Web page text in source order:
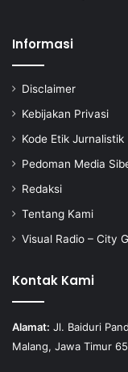
Informasi
Disclaimer
Kebijakan Privasi
Kode Etik Jurnalistik
Pedoman Media
Redaksi
Tentang Kami
Visual Radio – City
Kontak Kami
Alamat: Jl. Baiduri
Malang, Jawa Timur